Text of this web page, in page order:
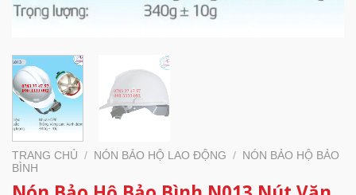
TRANG CHỦ / NÓN BẢO HỘ LAO ĐỘNG /
NÓN BẢO HỘ BẢO
BÌNH